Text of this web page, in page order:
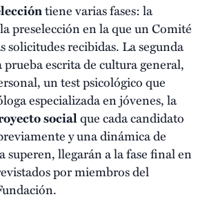
tiene varias fases: la
preselección en la que un Comité
solicitudes recibidas. La segunda
escrita de cultura general,
un test psicológico que
especializada en jóvenes, la
socialque cada candidato
y una dinámica de
superen, llegarán a la fase final en
por miembros del